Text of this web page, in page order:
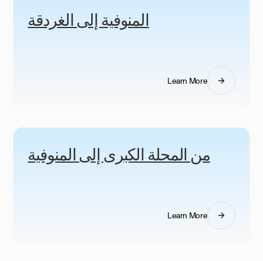
المنوفية إلى الغردقة
Learn More
من المحلة الكبرى إلى المنوفية
Learn More